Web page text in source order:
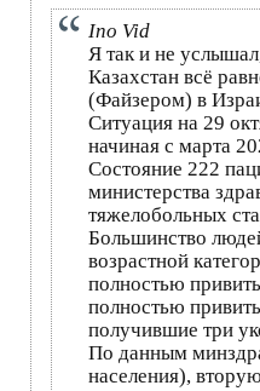
Ino Vid
Я так и не
Казахстан всё
(Файзером) в
Ситуация на 29
начиная с марта
Состояние 222
министерства
тяжелобольных
Большинство
возрастной
полностью
полностью
получившие три
По данным
населения),